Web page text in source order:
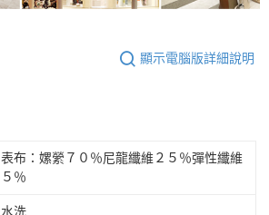
顯示電腦版詳細說明
表布：嫘縈７０％尼龍纖維２５％彈性纖維
５％
水洗